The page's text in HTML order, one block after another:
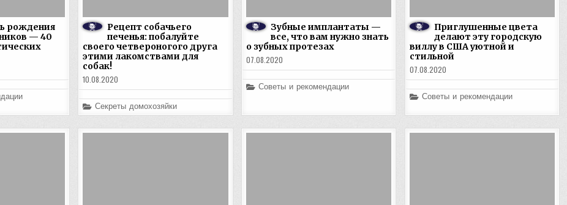
рождения
— 40
Рецепт собачьего
печенья: побалуйте
своего четвероногого друга
этими лакомствами для
собак!
10.08.2020
Posted
in
Секреты домохозяйки
Зубные имплантаты —
все, что вам нужно знать
о зубных протезах
07.08.2020
Posted
Советы и рекомендации
Приглушенные цвета
делают эту городскую
виллу в США уютной и
стильной
07.08.2020
Posted
Советы и рекомендации